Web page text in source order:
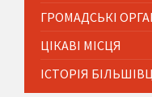
ГРОМАДСЬКІ
ЦІКАВІ МІСЦЯ
ІСТОРІЯ